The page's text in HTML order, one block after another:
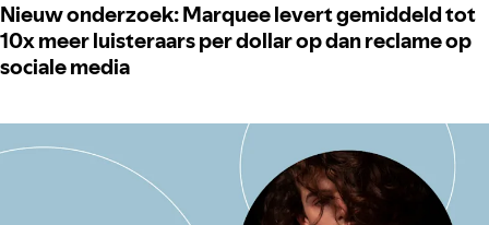
Nieuw onderzoek: Marquee levert gemiddeld tot
10x meer luisteraars per dollar op dan reclame op
sociale media